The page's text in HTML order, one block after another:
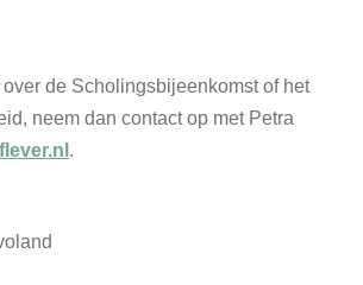
de Scholingsbijeenkomst of het
neem dan contact op met Petra
.